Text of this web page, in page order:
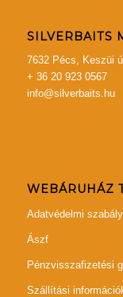
SILVERBAITS
7632 Pécs, Keszüi
+ 36 20 923 0567
info@silverbaits.hu
WEBÁRUHÁZ
Adatvédelmi
Ászf
Pénzvisszafizetési
Szállítási